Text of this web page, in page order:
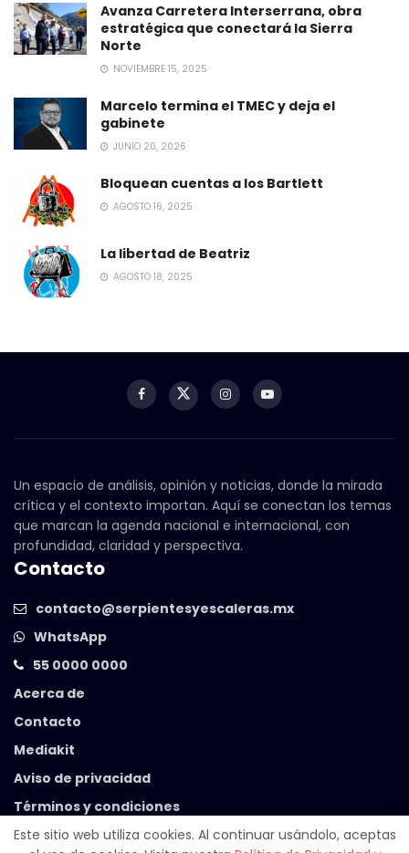
Avanza Carretera Interserrana, obra
estratégica que conectará la Sierra
Norte
NOVIEMBRE 15, 2025
Marcelo termina el TMEC y deja el
gabinete
JUNIO 20, 2026
Bloquean cuentas a los Bartlett
AGOSTO 16, 2025
La libertad de Beatriz
AGOSTO 18, 2025
Un espacio de análisis, opinión y noticias, donde la mirada
crítica y el contexto importan. Aquí se conectan los temas
que marcan la agenda nacional e internacional, con
profundidad, claridad y perspectiva.
Contacto
contacto@serpientesyescaleras.mx
WhatsApp
55 0000 0000
Acerca de
Contacto
Mediakit
Aviso de privacidad
Términos y condiciones
Este sitio web utiliza cookies. Al continuar usándolo, aceptas